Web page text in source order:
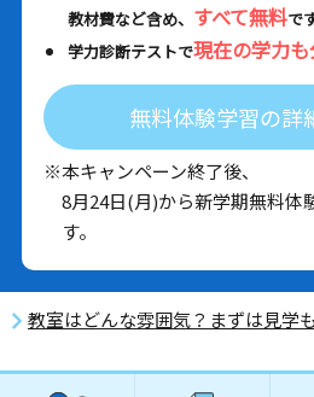
教材費など含め、 すべて無料で
学力診断テストで現在の学力
無料体験学習の詳
※本キャンペーン終了後、
8月24日(月)から新学期無料体
す。
教室はどんな雰囲気？まずは見学